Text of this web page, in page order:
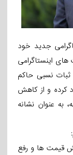
جدید خود
اینستاگرامی
ثبات نسبی حاکم
کرده و از کاهش
به عنوان نشانه
قیمت ها و رفع